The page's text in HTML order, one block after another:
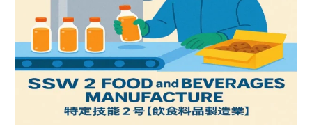
စမ်းသပ်
ပေး
မှု
တင်မြှောက်